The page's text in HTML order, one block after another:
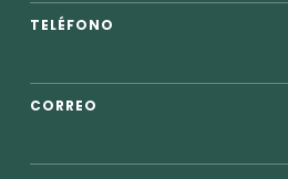
TELÉFONO
CORREO